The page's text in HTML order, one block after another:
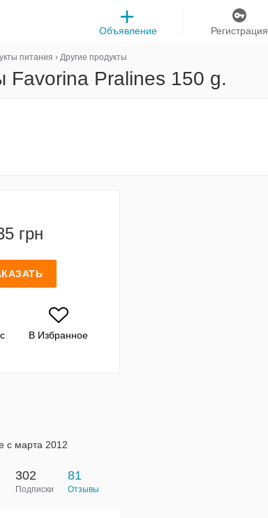
Регистрация
Объявление
питания › Другие продукты
Pralines 150 g.
грн
В Избранное
с марта 2012
302
Подписки
81
Отзывы